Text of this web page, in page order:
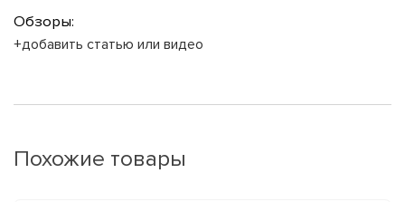
Обзоры:
+добавить статью или видео
Похожие товары